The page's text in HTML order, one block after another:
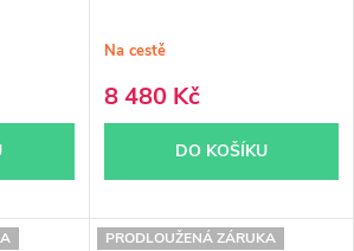
Na cestě
8 480 Kč
DO KOŠÍKU
PRODLOUŽENÁ ZÁRUKA